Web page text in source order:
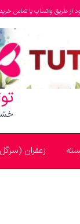
از طریق واتساپ یا تماس
زعفران